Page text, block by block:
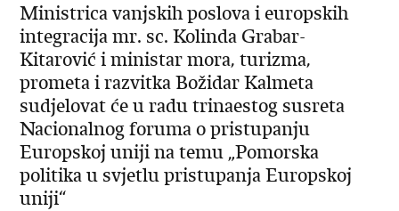
Ministrica vanjskih poslova i europskih
integracija mr. sc. Kolinda Grabar-
Kitarović i ministar mora, turizma,
prometa i razvitka Božidar Kalmeta
sudjelovat će u radu trinaestog susreta
Nacionalnog foruma o pristupanju
Europskoj uniji na temu „Pomorska
politika u svjetlu pristupanja Europskoj
uniji“